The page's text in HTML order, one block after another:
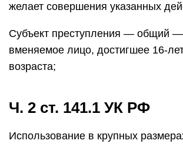
желает совершения указанных
Субъект преступления — общий
вменяемое лицо, достигшее 16-
возраста;
Ч. 2 ст. 141.1 УК РФ
Использование в крупных